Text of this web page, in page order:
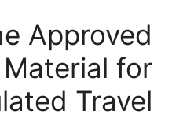
Approved
for
Travel